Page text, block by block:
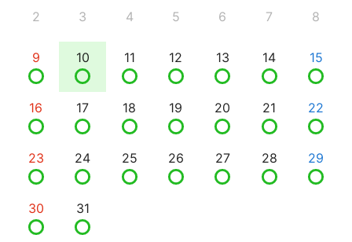
2 3 4 5 6 7 8
9 10 11 12 13 14 15
16 17 18 19 20 21 22
23 24 25 26 27 28 29
30 31